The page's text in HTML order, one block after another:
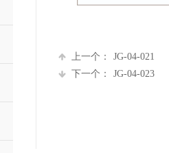
上一个：
JG-04-021
下一个：
JG-04-023